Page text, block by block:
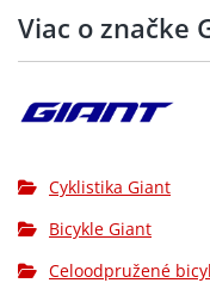
Představec:
Sedlo:
Přehazovačka:
Brzdy:
Viac o značke
Cyklistika Giant
Bicykle Giant
Celoodpružené